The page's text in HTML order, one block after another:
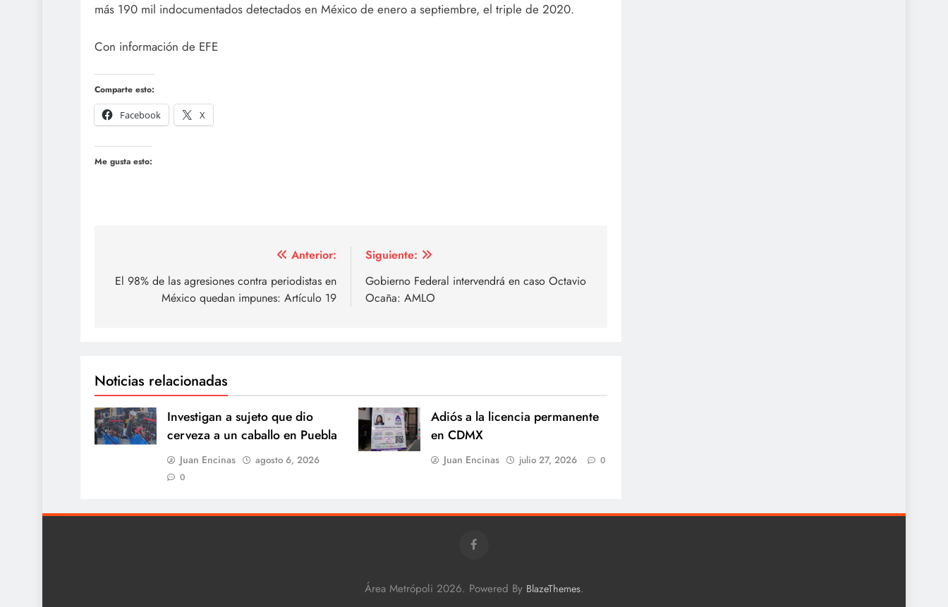
más 190 mil indocumentados detectados en México de enero a septiembre, el triple de 2020.
Con información de EFE
Comparte esto:
Facebook
X
Me gusta esto:
de
entradas
Anterior:
El 98% de las agresiones contra periodistas en
México quedan impunes: Artículo 19
Siguiente:
Gobierno Federal intervendrá en caso Octavio
Ocaña: AMLO
Noticias relacionadas
Investigan a sujeto que dio
cerveza a un caballo en Puebla
Juan Encinas agosto 6, 2026
0
Adiós a la licencia permanente
en CDMX
Juan Encinas julio 27, 2026 0
Área Metrópoli 2026. Powered By BlazeThemes.